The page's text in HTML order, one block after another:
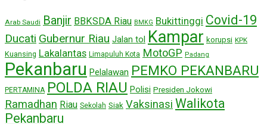
Arab Saudi Banjir BBKSDA Riau BMKG Bukittinggi Covid-19
Ducati Gubernur Riau Jalan tol Kampar korupsi KPK
Kuansing Lakalantas Limapuluh Kota MotoGP Padang
Pekanbaru Pelalawan PEMKO PEKANBARU
PERTAMINA POLDA RIAU Polisi Presiden Jokowi
Ramadhan Riau Sekolah Siak Vaksinasi Walikota
Pekanbaru